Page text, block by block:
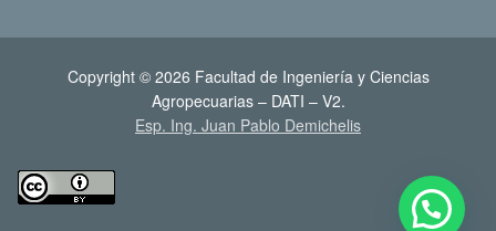
Copyright © 2026 Facultad de Ingeniería y Ciencias
Agropecuarias – DATI – V2.
Esp. Ing. Juan Pablo Demichelis